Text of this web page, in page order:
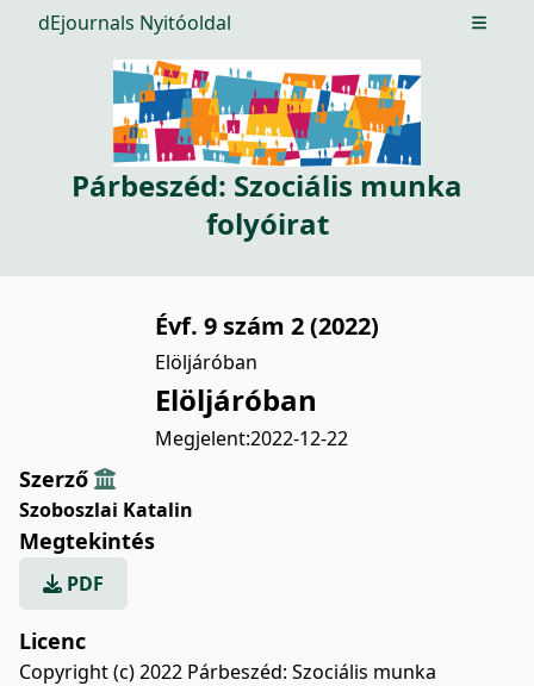
dEjournals Nyitóoldal Open
Párbeszéd: Szociális munka
folyóirat
Évf. 9 szám 2 (2022)
Elöljáróban
Elöljáróban
Megjelent:2022-12-22
Szerző
Szoboszlai Katalin
Megtekintés
PDF
Licenc
Copyright (c) 2022 Párbeszéd: Szociális munka